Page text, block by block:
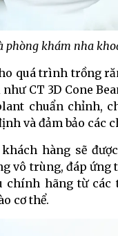
phòng khám nha
quá trình trồng
CT 3D Cone
chuẩn chỉnh,
và đảm bảo các
khách hàng sẽ
vô trùng, đáp ứng
hãng từ các
cơ thể.